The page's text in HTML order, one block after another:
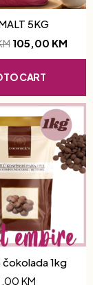
5KG
105,00 KM
TO CART
čokolada 1kg
KM